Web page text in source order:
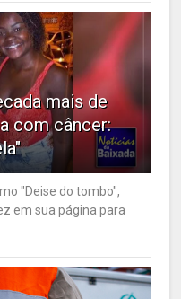
mais de
com câncer:
"Deise do tombo",
em sua página para